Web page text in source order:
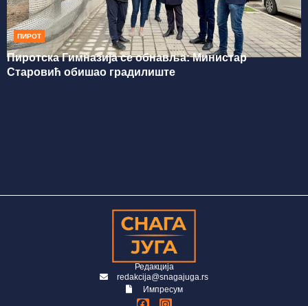
ПИРОТ
Пиротска Гимназија се обнавља: Министар
Старовић обишао градилиште
Редакција
redakcija@snagajuga.rs
Импресум